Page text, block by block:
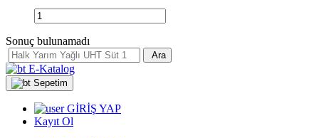
Sonuç bulunamadı
Ara
E-Katalog
Sepetim
GİRİŞ YAP
Kayıt Ol